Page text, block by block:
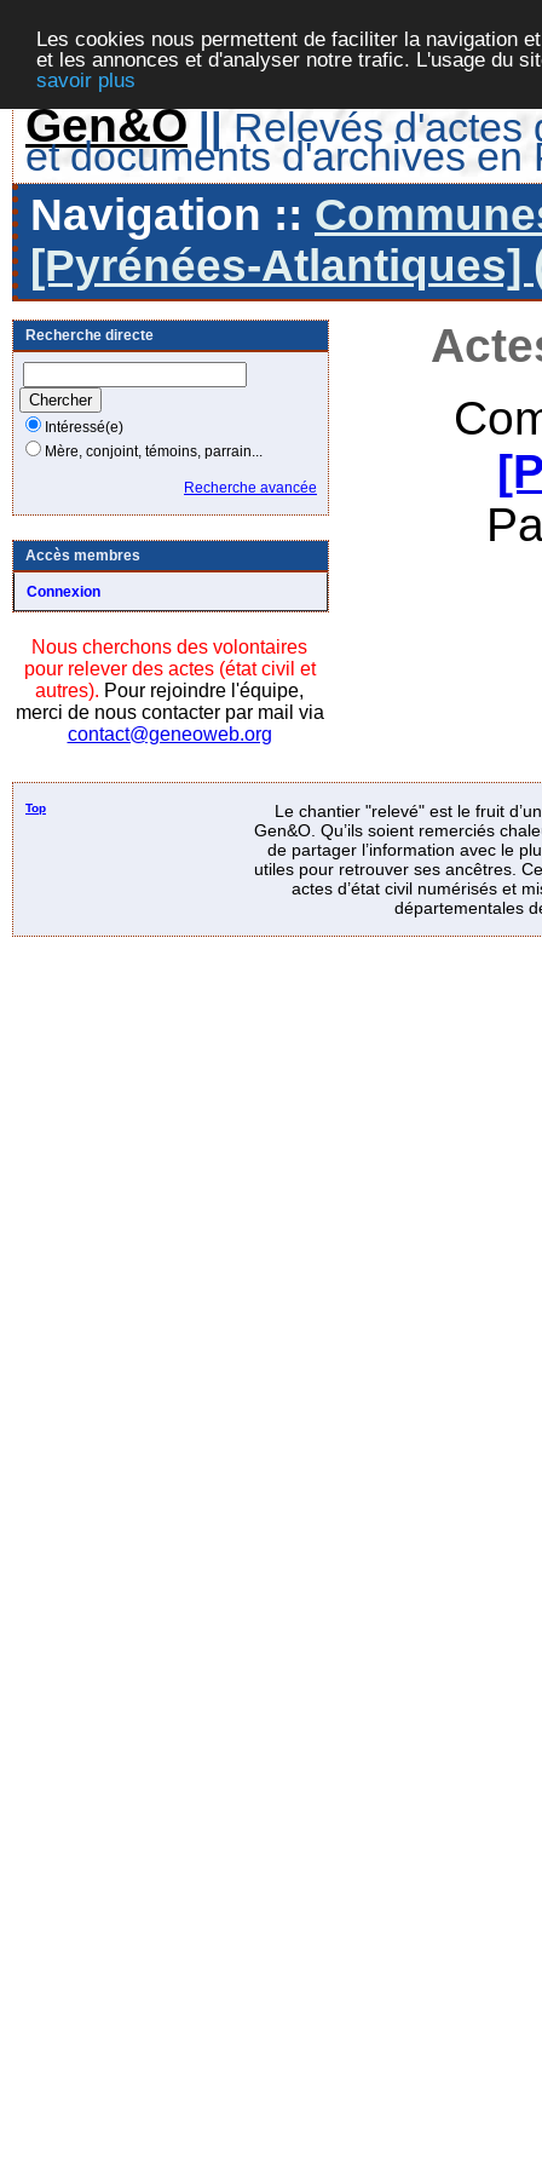
Les cookies nous permettent de faciliter la navigation
et les annonces et d'analyser notre trafic. L'usage du
savoir plus
Gen&O || Relevés d'actes
et documents d'archives en
Navigation ::
[Pyrénées-Atlantiques]
Recherche directe
Intéressé(e)
Mère, conjoint, témoins, parrain...
Recherche avancée
Accès membres
Connexion
Nous cherchons des volontaires
pour relever des actes (état civil et
autres). Pour rejoindre l'équipe,
merci de nous contacter par mail via
contact@geneoweb.org
Top
Le chantier "relevé" est le fruit
Gen&O. Qu’ils soient remerciés
de partager l’information avec le
utiles pour retrouver ses ancêtres.
actes d’état civil numérisés et
départementales